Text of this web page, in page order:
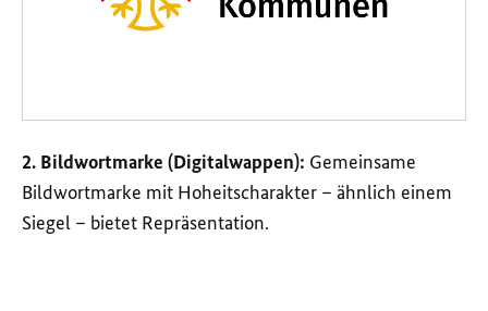
2. Bildwortmarke (Digitalwappen): Gemeinsame
Bildwortmarke mit Hoheitscharakter – ähnlich einem
Siegel – bietet Repräsentation.